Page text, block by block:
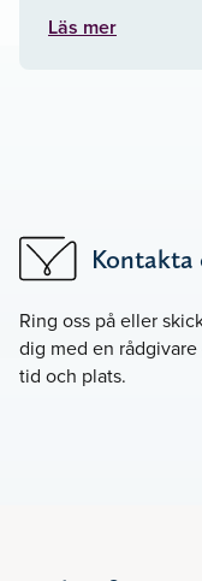
Läs mer
Kontakta
Ring oss påeller
dig med en
tid och plats.